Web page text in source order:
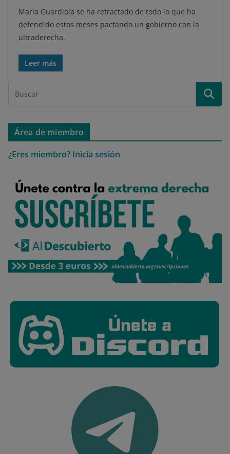
María Guardiola se ha retractado de todo lo que ha
defendido estos meses pactando un gobierno con la
ultraderecha.
Leer más
Área de miembro
¿Eres miembro? Inicia sesión